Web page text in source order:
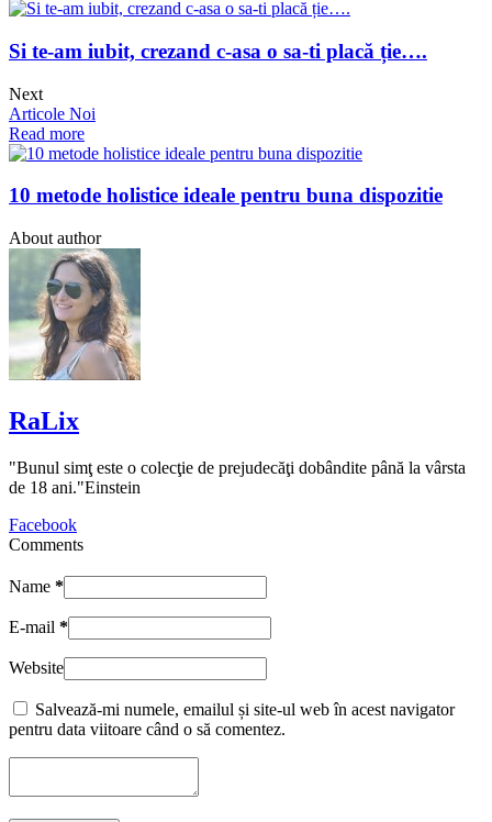
Si te-am iubit, crezand c-asa o sa-ti placă ție….
Next
Articole Noi
Read more
10 metode holistice ideale pentru buna dispozitie
About author
RaLix
"Bunul simţ este o colecţie de prejudecăţi dobândite până la vârsta
de 18 ani."Einstein
Facebook
Comments
Name *
E-mail *
Website
Salvează-mi numele, emailul și site-ul web în acest navigator
pentru data viitoare când o să comentez.